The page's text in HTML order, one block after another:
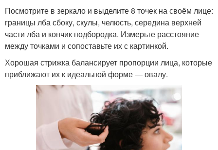
Посмотрите в зеркало и выделите 8 точек на своём лице:
границы лба сбоку, скулы, челюсть, середина верхней
части лба и кончик подбородка. Измерьте расстояние
между точками и сопоставьте их с картинкой.
Хорошая стрижка балансирует пропорции лица, которые
приближают их к идеальной форме — овалу.